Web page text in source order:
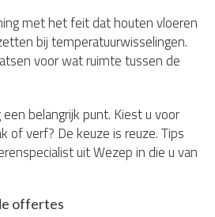
met het feit dat houten vloeren
bij temperatuurwisselingen.
voor wat ruimte tussen de
belangrijk punt. Kiest u voor
of verf? De keuze is reuze. Tips
uit Wezep in die u van
offertes